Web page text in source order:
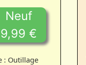
Neuf
9,99 €
: Outillage